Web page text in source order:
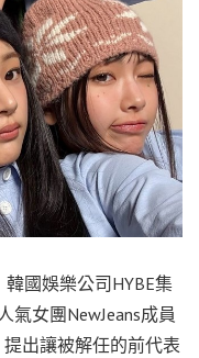
韓國娛樂公司HYBE集
氣女團NewJeans成員
出讓被解任的前代表